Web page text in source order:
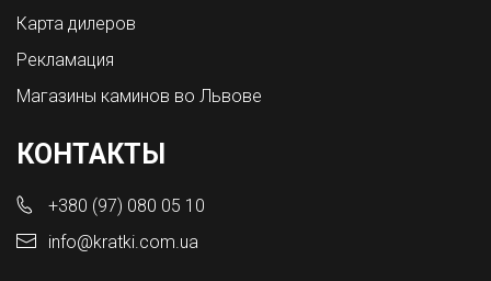
Карта дилеров
Рекламация
Магазины каминов во Львове
КОНТАКТЫ
+380 (97) 080 05 10
info@kratki.com.ua